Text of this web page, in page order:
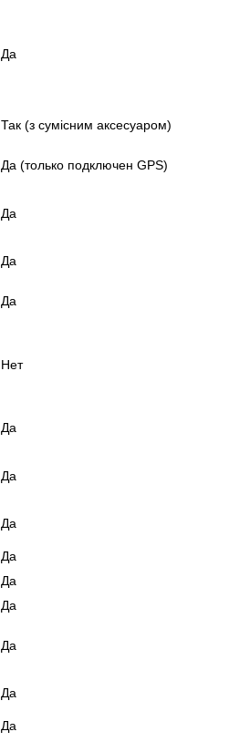
Да
Так (з сумісним аксесуаром)
Да (только подключен GPS)
Да
Да
Да
Нет
Да
Да
Да
Да
Да
Да
Да
Да
Да